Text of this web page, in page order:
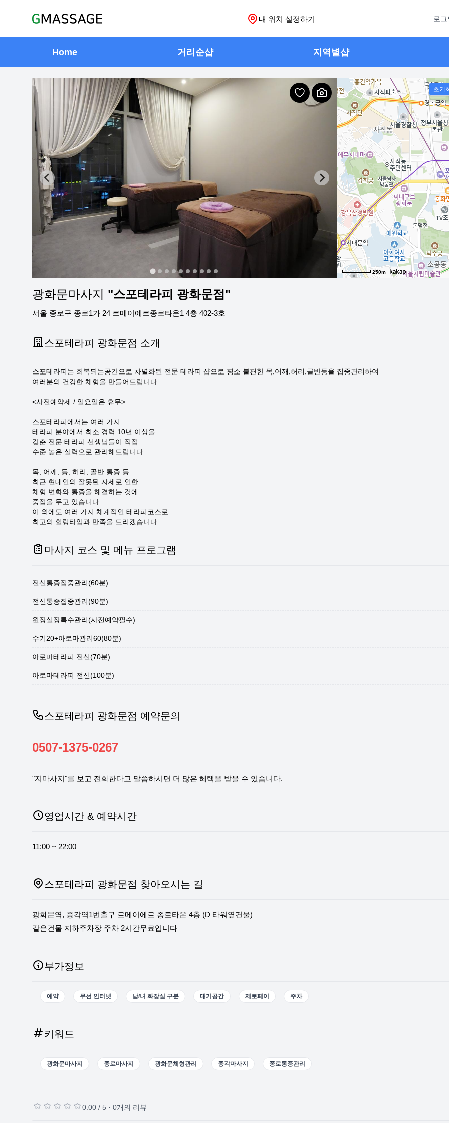
내 위치 설정하기 로그
Home 거리순샵 지역별샵
초기
250m
광화문마사지 "스포테라피 광화문점"
서울 종로구 종로1가 24 르메이에르종로타운1 4층 402-3호
스포테라피 광화문점 소개
스포테라피는 회복되는공간으로 차별화된 전문 테라피 샵으로 평소 불편한 목,어깨,허리,골반등을 집중관리하여
여러분의 건강한 체형을 만들어드립니다.
<사전예약제 / 일요일은 휴무>
스포테라피에서는 여러 가지
테라피 분야에서 최소 경력 10년 이상을
갖춘 전문 테라피 선생님들이 직접
수준 높은 실력으로 관리해드립니다.
목, 어깨, 등, 허리, 골반 통증 등
최근 현대인의 잘못된 자세로 인한
체형 변화와 통증을 해결하는 것에
중점을 두고 있습니다.
이 외에도 여러 가지 체계적인 테라피코스로
최고의 힐링타임과 만족을 드리겠습니다.
마사지 코스 및 메뉴 프로그램
전신통증집중관리(60분)
전신통증집중관리(90분)
원장실장특수관리(사전예약필수)
수기20+아로마관리60(80분)
아로마테라피 전신(70분)
아로마테라피 전신(100분)
스포테라피 광화문점 예약문의
0507-1375-0267
"지마사지"를 보고 전화한다고 말씀하시면 더 많은 혜택을 받을 수 있습니다.
영업시간 & 예약시간
11:00 ~ 22:00
스포테라피 광화문점 찾아오시는 길
광화문역, 종각역1번출구 르메이에르 종로타운 4층 (D 타워옆건물)
같은건물 지하주차장 주차 2시간무료입니다
부가정보
예약 무선 인터넷 남/녀 화장실 구분 대기공간 제로페이 주차
키워드
광화문마사지 종로마사지 광화문체형관리 종각마사지 종로통증관리
0.00 / 5 · 0개의 리뷰